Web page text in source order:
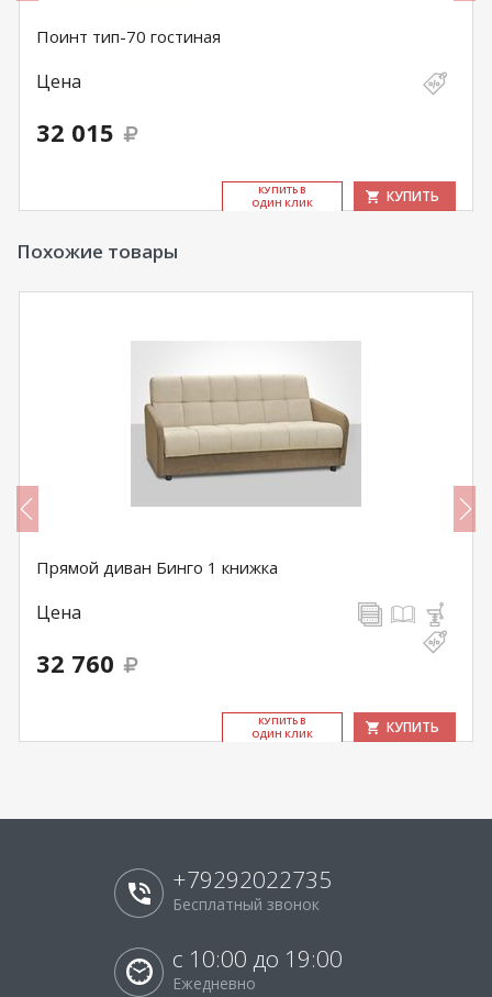
Поинт тип-70 гостиная
Цена
32 015
КУ­ПИТЬ В
ОДИН КЛИК
КУПИТЬ
Похожие товары
Прямой диван Бинго 1 книжка
Цена
32 760
КУ­ПИТЬ В
ОДИН КЛИК
КУПИТЬ
+79292022735
Бесплатный звонок
с 10:00 до 19:00
Ежедневно